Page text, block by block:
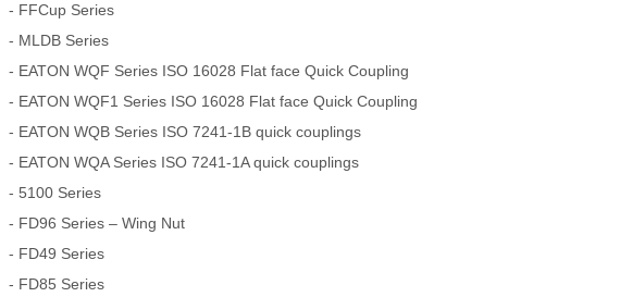
- FFCup Series
- MLDB Series
- EATON WQF Series ISO 16028 Flat face Quick Coupling
- EATON WQF1 Series ISO 16028 Flat face Quick Coupling
- EATON WQB Series ISO 7241-1B quick couplings
- EATON WQA Series ISO 7241-1A quick couplings
- 5100 Series
- FD96 Series – Wing Nut
- FD49 Series
- FD85 Series